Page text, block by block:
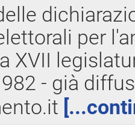
per
XVII
- già